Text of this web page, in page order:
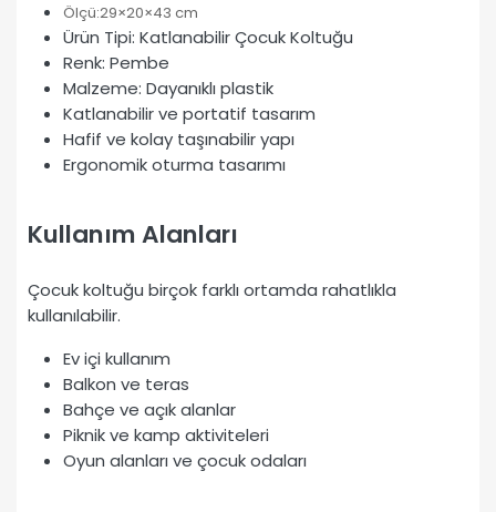
Ölçü:29×20×43 cm
Ürün Tipi: Katlanabilir Çocuk Koltuğu
Renk: Pembe
Malzeme: Dayanıklı plastik
Katlanabilir ve portatif tasarım
Hafif ve kolay taşınabilir yapı
Ergonomik oturma tasarımı
Kullanım Alanları
Çocuk koltuğu birçok farklı ortamda rahatlıkla
kullanılabilir.
Ev içi kullanım
Balkon ve teras
Bahçe ve açık alanlar
Piknik ve kamp aktiviteleri
Oyun alanları ve çocuk odaları